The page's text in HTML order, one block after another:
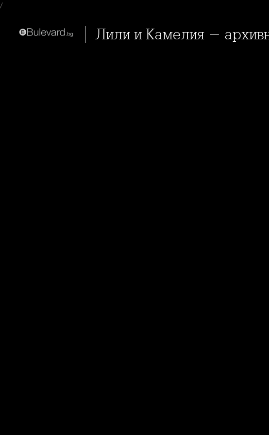
/
Лили и Камелия -